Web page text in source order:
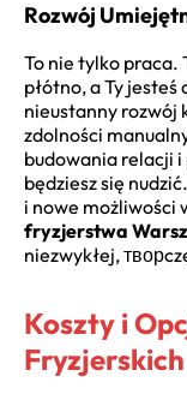
Rozwój
To nie tylko praca.
płótno, a Ty
nieustanny rozwój
zdolności
budowania relacji
będziesz się
i nowe możliwości
fryzjerstwa
niezwykłej,
Koszty i
Fryzjerskich